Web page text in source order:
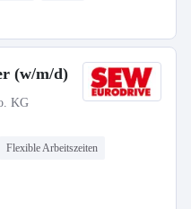
(w/m/d)
KG
Flexible Arbeitszeiten